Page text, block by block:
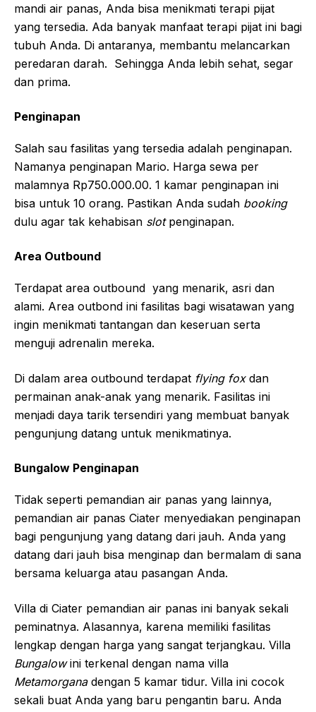
mandi air panas, Anda bisa menikmati terapi pijat
yang tersedia. Ada banyak manfaat terapi pijat ini bagi
tubuh Anda. Di antaranya, membantu melancarkan
peredaran darah. Sehingga Anda lebih sehat, segar
dan prima.
Penginapan
Salah sau fasilitas yang tersedia adalah penginapan.
Namanya penginapan Mario. Harga sewa per
malamnya Rp750.000.00. 1 kamar penginapan ini
bisa untuk 10 orang. Pastikan Anda sudah booking
dulu agar tak kehabisan slotpenginapan.
Area Outbound
Terdapat area outbound yang menarik, asri dan
alami. Area outbond ini fasilitas bagi wisatawan yang
ingin menikmati tantangan dan keseruan serta
menguji adrenalin mereka.
Di dalam area outbound terdapat flying foxdan
permainan anak-anak yang menarik. Fasilitas ini
menjadi daya tarik tersendiri yang membuat banyak
pengunjung datang untuk menikmatinya.
Bungalow Penginapan
Tidak seperti pemandian air panas yang lainnya,
pemandian air panas Ciater menyediakan penginapan
bagi pengunjung yang datang dari jauh. Anda yang
datang dari jauh bisa menginap dan bermalam di sana
bersama keluarga atau pasangan Anda.
Villa di Ciater pemandian air panas ini banyak sekali
peminatnya. Alasannya, karena memiliki fasilitas
lengkap dengan harga yang sangat terjangkau. Villa
Bungalowini terkenal dengan nama villa
Metamorganadengan 5 kamar tidur. Villa ini cocok
sekali buat Anda yang baru pengantin baru. Anda